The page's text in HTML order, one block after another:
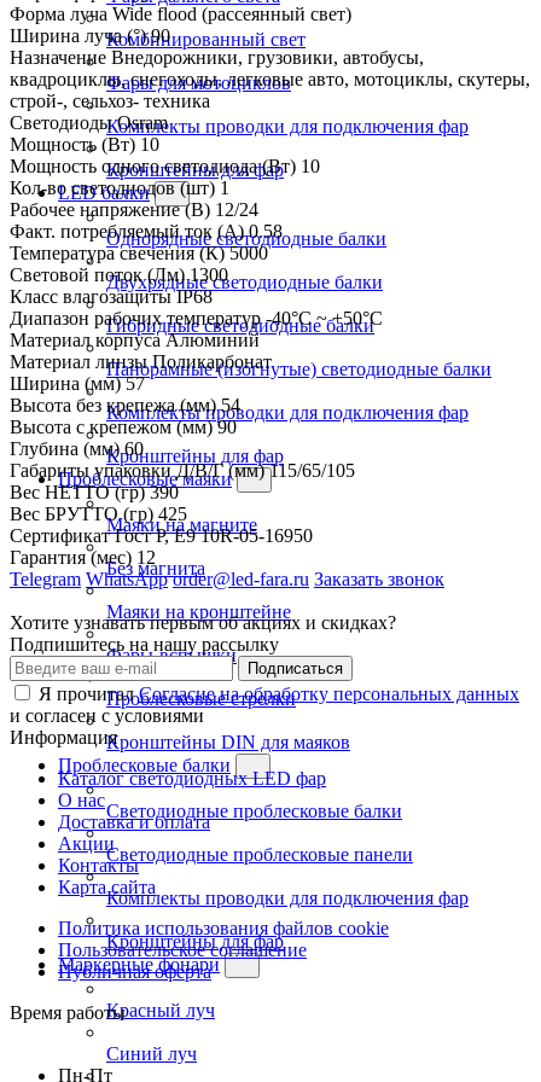
Комбинированный свет
Фары для мотоциклов
Комплекты проводки для подключения фар
Кронштейны для фар
LED балки
Однорядные светодиодные балки
Двухрядные светодиодные балки
Гибридные светодиодные балки
Панорамные (изогнутые) светодиодные балки
Комплекты проводки для подключения фар
Кронштейны для фар
Проблесковые маяки
Маяки на магните
Без магнита
Маяки на кронштейне
Фары-вспышки
Проблесковые стрелки
Кронштейны DIN для маяков
Проблесковые балки
Светодиодные проблесковые балки
Светодиодные проблесковые панели
Комплекты проводки для подключения фар
Кронштейны для фар
Маркерные фонари
Красный луч
Синий луч
Форма луча Wide flood (рассеянный свет)
Ширина луча (°) 90
Назначение Внедорожники, грузовики, автобусы,
квадроциклы, снегоходы, легковые авто, мотоциклы, скутеры,
строй-, сельхоз- техника
Светодиоды Osram
Мощность (Вт) 10
Мощность одного светодиода (Вт) 10
Кол-во светодиодов (шт) 1
Рабочее напряжение (В) 12/24
Факт. потребляемый ток (А) 0.58
Температура свечения (К) 5000
Световой поток (Лм) 1300
Класс влагозащиты IP68
Диапазон рабочих температур -40°С ~ +50°С
Материал корпуса Алюминий
Материал линзы Поликарбонат
Ширина (мм) 57
Высота без крепежа (мм) 54
Высота с крепежом (мм) 90
Глубина (мм) 60
Габариты упаковки Д/В/Г (мм) 115/65/105
Вес НЕТТО (гр) 390
Вес БРУТТО (гр) 425
Сертификат Гост Р, E9 10R-05-16950
Гарантия (мес) 12
Telegram WhatsApp order@led-fara.ru Заказать звонок
Хотите узнавать первым об акциях и скидках?
Подпишитесь на нашу рассылку
Подписаться
Я прочиталСогласие на обработку персональных данных
и согласен с условиями
Информация
Каталог светодиодных LED фар
О нас
Доставка и оплата
Акции
Контакты
Карта сайта
Политика использования файлов cookie
Пользовательское соглашение
Публичная оферта
Время работы
Пн-Пт